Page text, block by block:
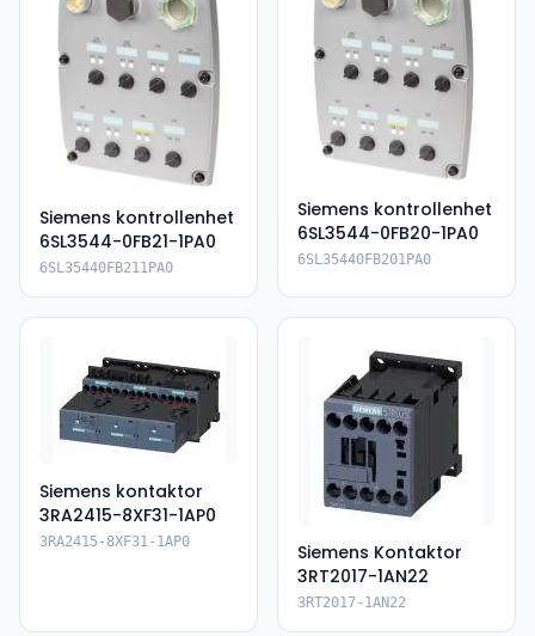
Siemens kontrollenhet
6SL3544-0FB21-1PA0
6SL35440FB211PA0
Siemens kontrollenhet
6SL3544-0FB20-1PA0
6SL35440FB201PA0
Siemens kontaktor
3RA2415-8XF31-1AP0
3RA2415-8XF31-1AP0
Siemens Kontaktor
3RT2017-1AN22
3RT2017-1AN22